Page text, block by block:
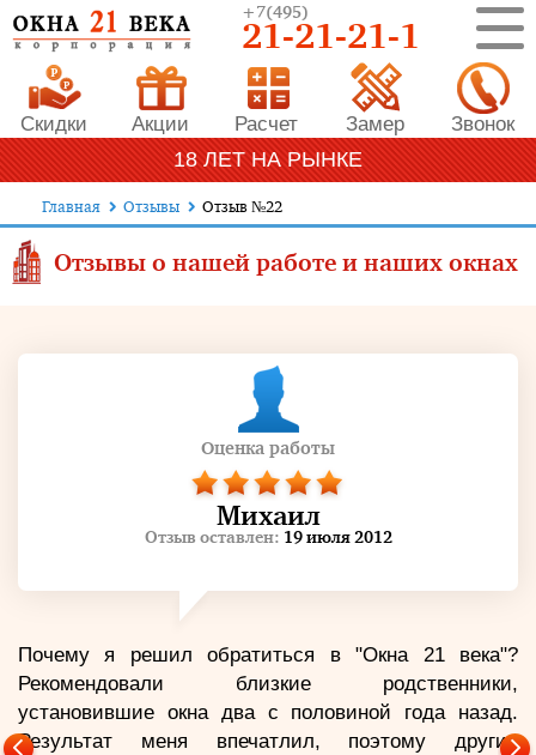
+7(495)
21-21-21-1
Скидки Акции Расчет Замер Звонок
18 ЛЕТ НА РЫНКЕ
Главная Отзывы Отзыв №22
Отзывы о нашей работе и наших окнах
Оценка работы
Михаил
Отзыв оставлен: 19 июля 2012
Почему я решил обратиться в "Окна 21 века"?
Рекомендовали близкие родственники,
установившие окна два с половиной года назад.
Результат меня впечатлил, поэтому другие